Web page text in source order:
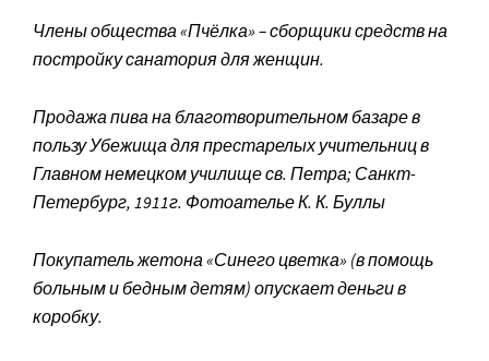
Члены общества «Пчёлка» – сборщики средств на
постройку санатория для женщин.
Продажа пива на благотворительном базаре в
пользу Убежища для престарелых учительниц в
Главном немецком училище св. Петра; Санкт-
Петербург, 1911г. Фотоателье К. К. Буллы
Покупатель жетона «Синего цветка» (в помощь
больным и бедным детям) опускает деньги в
коробку.